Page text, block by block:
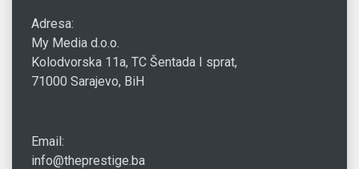
Adresa:
My Media d.o.o.
Kolodvorska 11a, TC Šentada I sprat,
71000 Sarajevo, BiH
Email:
info@theprestige.ba